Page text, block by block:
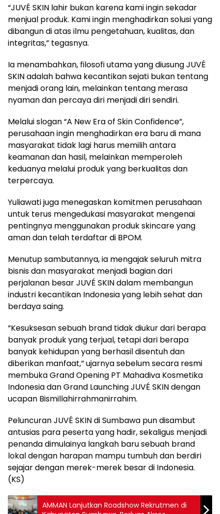
“JUVÉ SKIN lahir bukan karena kami ingin sekadar
menjual produk. Kami ingin menghadirkan solusi yang
dibangun di atas ilmu pengetahuan, kualitas, dan
integritas,” tegasnya.
Ia menambahkan, filosofi utama yang diusung JUVÉ
SKIN adalah bahwa kecantikan sejati bukan tentang
menjadi orang lain, melainkan tentang merasa
nyaman dan percaya diri menjadi diri sendiri.
Melalui slogan “A New Era of Skin Confidence”,
perusahaan ingin menghadirkan era baru di mana
masyarakat tidak lagi harus memilih antara
keamanan dan hasil, melainkan memperoleh
keduanya melalui produk yang berkualitas dan
terpercaya.
Yuliawati juga menegaskan komitmen perusahaan
untuk terus mengedukasi masyarakat mengenai
pentingnya menggunakan produk skincare yang
aman dan telah terdaftar di BPOM.
Menutup sambutannya, ia mengajak seluruh mitra
bisnis dan masyarakat menjadi bagian dari
perjalanan besar JUVÉ SKIN dalam membangun
industri kecantikan Indonesia yang lebih sehat dan
berdaya saing.
“Kesuksesan sebuah brand tidak diukur dari berapa
banyak produk yang terjual, tetapi dari berapa
banyak kehidupan yang berhasil disentuh dan
diberikan manfaat,” ujarnya sebelum secara resmi
membuka Grand Opening PT Mahadiva Kosmetika
Indonesia dan Grand Launching JUVÉ SKIN dengan
ucapan Bismillahirrahmanirrahim.
Peluncuran JUVÉ SKIN di Sumbawa pun disambut
antusias para peserta yang hadir, sekaligus menjadi
penanda dimulainya langkah baru sebuah brand
lokal dengan harapan mampu tumbuh dan berdiri
sejajar dengan merek-merek besar di Indonesia.
(KS)
AMMAN Lanjutkan Roadshow Rekrutmen di